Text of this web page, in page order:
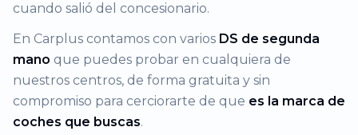
cuando salió del concesionario.
En Carplus contamos con varios DS de segunda
mano que puedes probar en cualquiera de
nuestros centros, de forma gratuita y sin
compromiso para cerciorarte de que es la marca de
coches que buscas.